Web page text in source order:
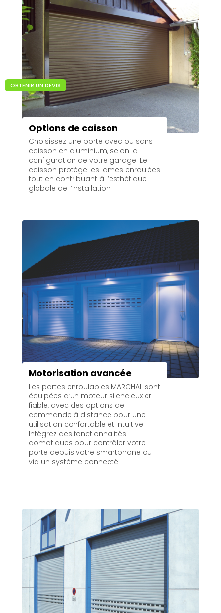
Options de caisson
Choisissez une porte avec ou sans
caisson en aluminium, selon la
configuration de votre garage. Le
caisson protège les lames enroulées
tout en contribuant à l’esthétique
globale de l’installation.
Motorisation avancée
Les portes enroulables MARCHAL sont
équipées d’un moteur silencieux et
fiable, avec des options de
commande à distance pour une
utilisation confortable et intuitive.
Intégrez des fonctionnalités
domotiques pour contrôler votre
porte depuis votre smartphone ou
via un système connecté.
OBTENIR UN DEVIS